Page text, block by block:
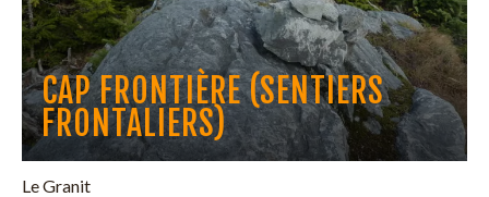
CAP FRONTIÈRE (SENTIERS
FRONTALIERS)
Le Granit